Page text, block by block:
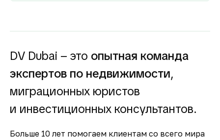
доходность для инвесторов как от
аренды.
строящуюся
недвижимость
Оплата за объект поступает на эскроу-счёт.
Застройщик сможет получить с него деньги
только после ввода объекта в
DV Dubai – это опытная команда
экспертов по недвижимости,
миграционных юристов
и инвестиционных консультантов.
Больше 10 лет помогаем клиентам со всего мира